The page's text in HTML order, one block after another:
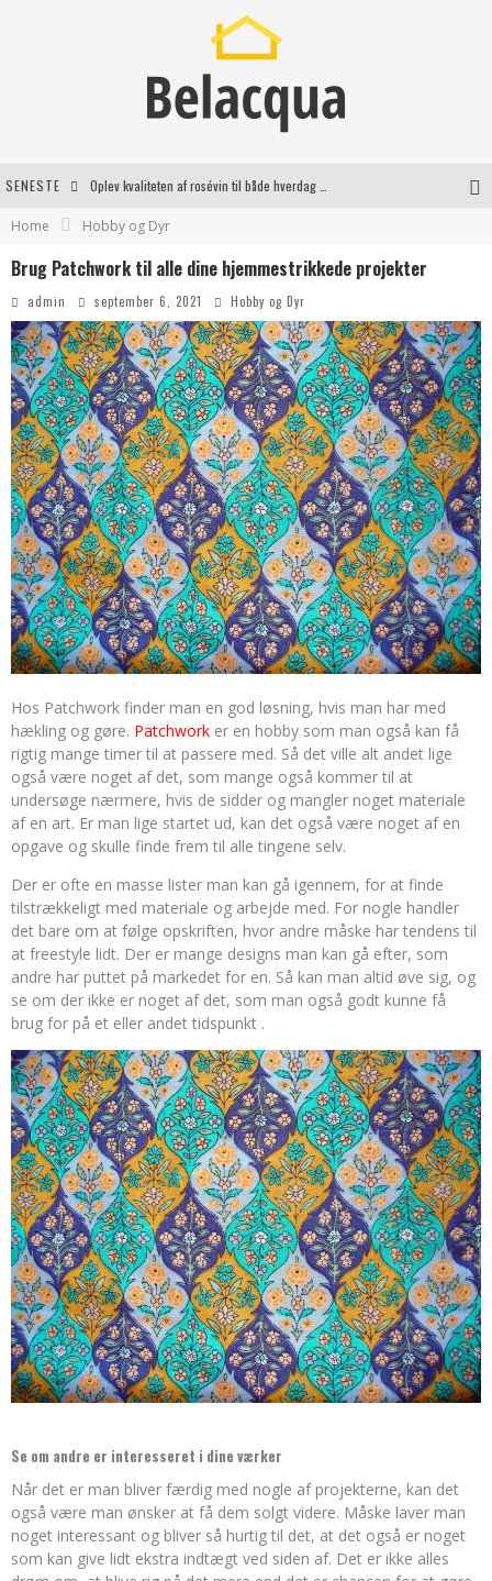
SENESTE
Find de bedste dame Vandresko til dit næste eventyr
Effektiv rydning af dødsbo i Gentofte
Home Hobby og Dyr
Brug Patchwork til alle dine hjemmestrikkede projekter
admin september 6, 2021 Hobby og Dyr
Hos Patchwork finder man en god løsning, hvis man har med
hækling og gøre. Patchwork er en hobby som man også kan få
rigtig mange timer til at passere med. Så det ville alt andet lige
også være noget af det, som mange også kommer til at
undersøge nærmere, hvis de sidder og mangler noget materiale
af en art. Er man lige startet ud, kan det også være noget af en
opgave og skulle finde frem til alle tingene selv.
Der er ofte en masse lister man kan gå igennem, for at finde
tilstrækkeligt med materiale og arbejde med. For nogle handler
det bare om at følge opskriften, hvor andre måske har tendens til
at freestyle lidt. Der er mange designs man kan gå efter, som
andre har puttet på markedet for en. Så kan man altid øve sig, og
se om der ikke er noget af det, som man også godt kunne få
brug for på et eller andet tidspunkt .
Se om andre er interesseret i dine værker
Når det er man bliver færdig med nogle af projekterne, kan det
også være man ønsker at få dem solgt videre. Måske laver man
noget interessant og bliver så hurtig til det, at det også er noget
som kan give lidt ekstra indtægt ved siden af. Det er ikke alles